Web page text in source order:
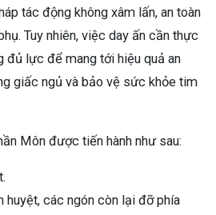
tác động không xâm lấn, an toàn
Tuy nhiên, việc day ấn cần thực
đủ lực để mang tới hiệu quả an
giấc ngủ và bảo vệ sức khỏe tim
Môn được tiến hành như sau:
huyệt, các ngón còn lại đỡ phía